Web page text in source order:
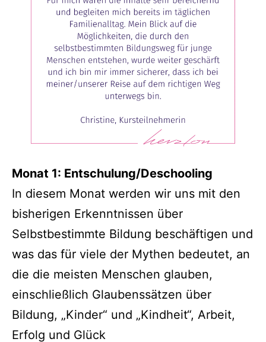
Monat 1: Entschulung/Deschooling
In diesem Monat werden wir uns mit den
bisherigen Erkenntnissen über
Selbstbestimmte Bildung beschäftigen und
was das für viele der Mythen bedeutet, an
die die meisten Menschen glauben,
einschließlich Glaubenssätzen über
Bildung, „Kinder“ und „Kindheit“, Arbeit,
Erfolg und Glück